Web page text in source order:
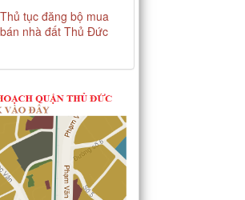
Thủ tục đăng bộ mua
bán nhà đất Thủ Đức